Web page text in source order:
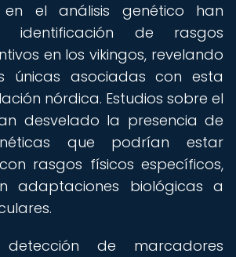
en el análisis genético han
identificación de rasgos
en los vikingos, revelando
únicas asociadas con esta
nórdica. Estudios sobre el
desvelado la presencia de
que podrían estar
rasgos físicos específicos,
adaptaciones biológicas a
de marcadores